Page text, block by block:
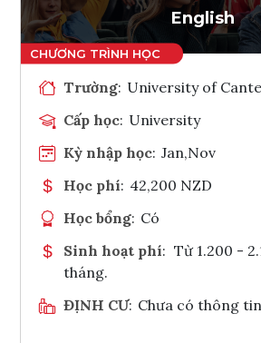
English
Trường: University of
Cấp học: University
Kỳ nhập học: Jan,Nov
Học phí: 42,200 NZD
Học bổng: Có
Sinh hoạt phí: Từ 1.200 -
tháng.
ĐỊNH CƯ: Chưa có thông tin